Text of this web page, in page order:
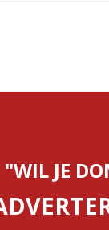
"WIL JE